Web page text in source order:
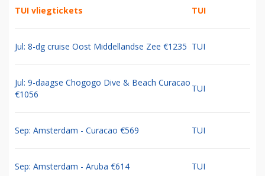
TUI vliegtickets TUI
Jul: 8-dg cruise Oost Middellandse Zee €1235 TUI
Jul: 9-daagse Chogogo Dive & Beach Curacao
€1056
TUI
Sep: Amsterdam - Curacao €569 TUI
Sep: Amsterdam - Aruba €614 TUI